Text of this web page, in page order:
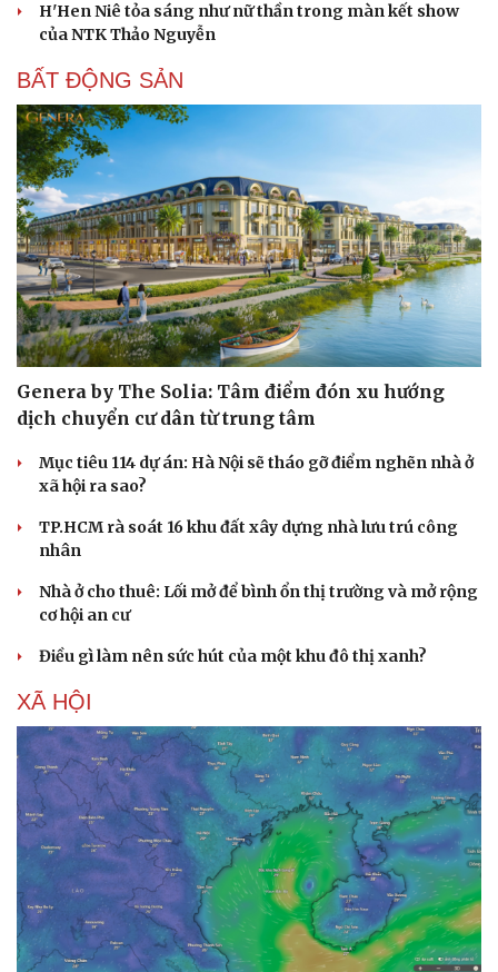
Sức khỏe
Dinh dưỡng - món ngon
Cây thuốc
Sản phụ khoa
Nam khoa
Làm đẹp - giảm cân
Ăn sạch sống khỏe
Đời sống
Nhà đẹp
Blog
H'Hen Niê tỏa sáng như nữ thần trong màn kết show
của NTK Thảo Nguyễn
BẤT ĐỘNG SẢN
Genera by The Solia: Tâm điểm đón xu hướng
dịch chuyển cư dân từ trung tâm
Mục tiêu 114 dự án: Hà Nội sẽ tháo gỡ điểm nghẽn nhà ở
xã hội ra sao?
TP.HCM rà soát 16 khu đất xây dựng nhà lưu trú công
nhân
Nhà ở cho thuê: Lối mở để bình ổn thị trường và mở rộng
cơ hội an cư
Điều gì làm nên sức hút của một khu đô thị xanh?
XÃ HỘI